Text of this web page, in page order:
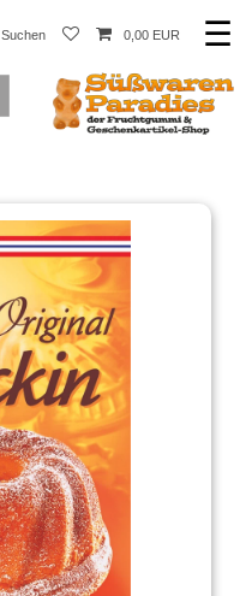
Suchen 0,00 EUR ☰